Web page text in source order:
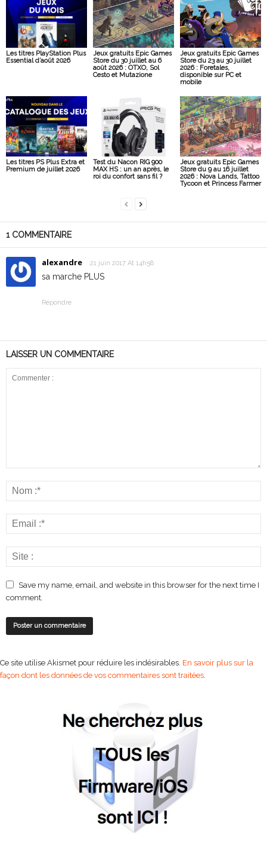
Les titres PlayStation Plus
Essential d’août 2026
Jeux gratuits Epic Games
Store du 30 juillet au 6
août 2026 : OTXO, Sol
Cesto et Mutazione
Jeux gratuits Epic Games
Store du 23 au 30 juillet
2026 : Foretales,
disponible sur PC et
mobile
Les titres PS Plus Extra et
Premium de juillet 2026
Test du Nacon RIG 900
MAX HS : un an après, le
roi du confort sans fil ?
Jeux gratuits Epic Games
Store du 9 au 16 juillet
2026 : Nova Lands, Tattoo
Tycoon et Princess Farmer
1 COMMENTAIRE
alexandre 21 juin 2017 At 14h58
sa marche PLUS
Répondre
LAISSER UN COMMENTAIRE
Save my name, email, and website in this browser for the next time I
comment.
Ce site utilise Akismet pour réduire les indésirables. En savoir plus sur la
façon dont les données de vos commentaires sont traitées.